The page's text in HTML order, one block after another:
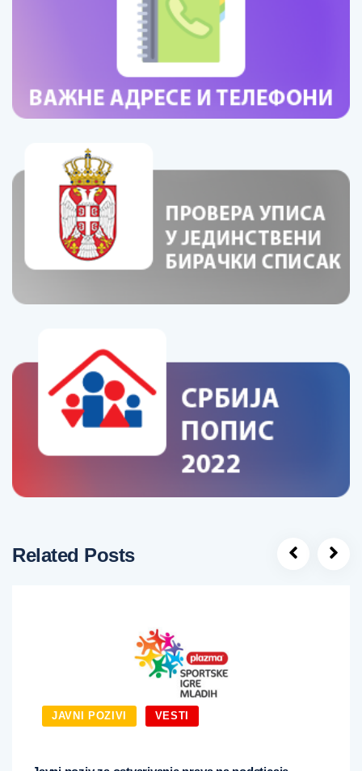
Related Posts
JAVNI POZIVI VESTI